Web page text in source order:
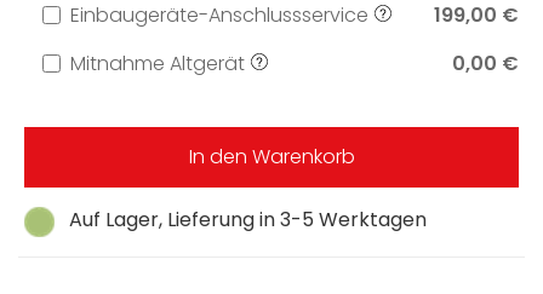
Auf Lager, Lieferung in 3-5 Werktagen
Einbaugeräte-Anschlussservice
199,00 €
Mitnahme Altgerät
0,00 €
In den Warenkorb